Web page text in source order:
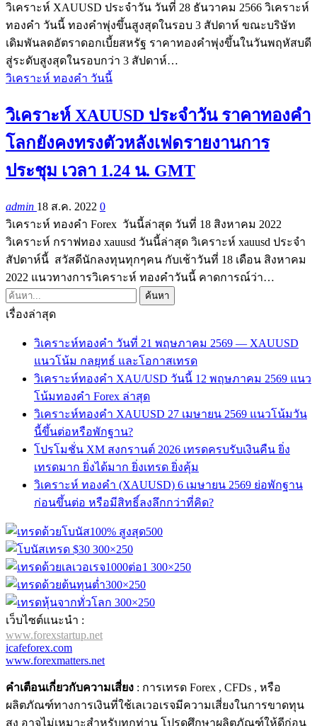
วิเคราะห์ XAUUSD ประจำวัน วันที่ 28 ธันวาคม 2566 วิเคราะห์
ทองคำ วันนี้ ทองคำพุ่งขึ้นสูงสุดในรอบ 3 สัปดาห์ ขณะบริษัท
เดิมพันลดอัตราดอกเบี้ยสหรัฐ ราคาทองคำพุ่งขึ้นในวันพฤหัสบดี
สู่ระดับสูงสุดในรอบกว่า 3 สัปดาห์…
วิเคราะห์ ทองคำ วันนี้
วิเคราะห์ XAUUSD ประจำวัน ราคาทองคำ
โลกยังคงทรงตัวหลังเฟดรายงานการ
ประชุม เวลา 1.24 น. GMT
admin 18 ส.ค. 2022 0
วิเคราะห์ ทองคำ Forex วันนี้ล่าสุด วันที่ 18 สิงหาคม 2022
วิเคราะห์ กราฟทอง xauusd วันนี้ล่าสุด วิเคราะห์ xauusd ประจำ
สัปดาห์นี้ สวัสดีนักลงทุนทุกๆคน กับเช้าวันที่ 18 เดือน สิงหาคม
2022 แนวทางการวิเคราะห์ ทองคำวันนี้ คาดการณ์ว่า…
เรื่องล่าสุด
วิเคราะห์ทองคำ วันที่ 21 พฤษภาคม 2569 — XAUUSD
แนวโน้ม กลยุทธ์ และโอกาสเทรด
วิเคราะห์ทองคำ XAU/USD วันนี้ 12 พฤษภาคม 2569 แนว
โน้มทองคำ Forex ล่าสุด
วิเคราะห์ทองคำ XAUUSD 27 เมษายน 2569 แนวโน้มวัน
นี้ขึ้นต่อหรือพักฐาน?
โปรโมชั่น XM สงกรานต์ 2026 เทรดครบรับเงินคืน ยิ่ง
เทรดมาก ยิ่งได้มาก ยิ่งเทรด ยิ่งคุ้ม
วิเคราะห์ ทองคำ (XAUUSD) 6 เมษายน 2569 ย่อพักฐาน
ก่อนขึ้นต่อ หรือมีสิทธิ์ลงลึกกว่าที่คิด?
เว็บไซต์แนะนำ :
www.forexstartup.net
icafeforex.com
www.forexmatters.net
คำเตือนเกี่ยวกับความเสี่ยง : การเทรด Forex , CFDs , หรือ
ผลิตภัณฑ์ทางการเงินที่ใช้เลเวอเรจมีความเสี่ยงในการขาดทุน
สูง อาจไม่เหมาะสำหรับทุกท่าน โปรดศึกษาผลิตภัณฑ์ให้ดีก่อน